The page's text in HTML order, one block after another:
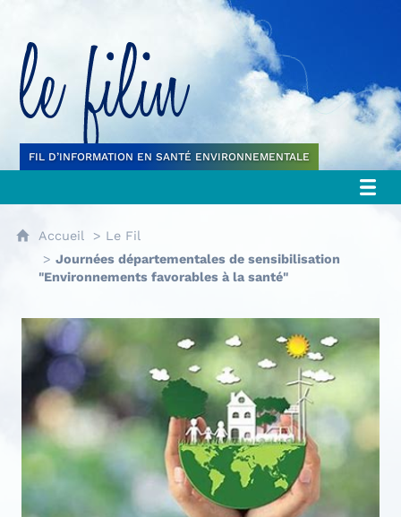
FIL D’INFORMATION EN SANTÉ ENVIRONNEMENTALE
Accueil
Le Fil
Journées départementales de sensibilisation
"Environnements favorables à la santé"